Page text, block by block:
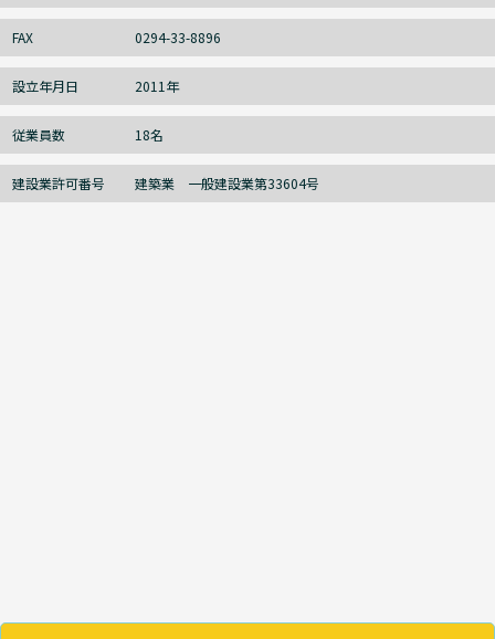
FAX 0294-33-8896
設立年月日 2011年
従業員数 18名
建設業許可番号 建築業 一般建設業第33604号